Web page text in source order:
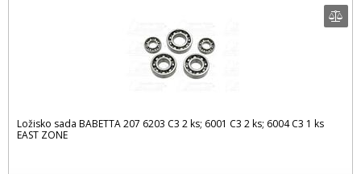
Ložisko sada BABETTA 207 6203 C3 2 ks; 6001 C3 2 ks; 6004 C3 1 ks
EAST ZONE